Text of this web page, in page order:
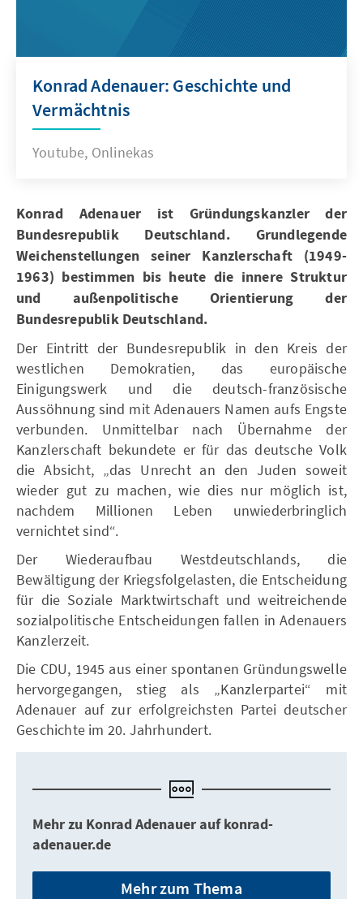
Konrad Adenauer: Geschichte und
Vermächtnis
Youtube, Onlinekas
Konrad Adenauer ist Gründungskanzler der
Bundesrepublik Deutschland. Grundlegende
Weichenstellungen seiner Kanzlerschaft (1949-
1963) bestimmen bis heute die innere Struktur
und außenpolitische Orientierung der
Bundesrepublik Deutschland.
Der Eintritt der Bundesrepublik in den Kreis der
westlichen Demokratien, das europäische
Einigungswerk und die deutsch-französische
Aussöhnung sind mit Adenauers Namen aufs Engste
verbunden. Unmittelbar nach Übernahme der
Kanzlerschaft bekundete er für das deutsche Volk
die Absicht, „das Unrecht an den Juden soweit
wieder gut zu machen, wie dies nur möglich ist,
nachdem Millionen Leben unwiederbringlich
vernichtet sind“.
Der Wiederaufbau Westdeutschlands, die
Bewältigung der Kriegsfolgelasten, die Entscheidung
für die Soziale Marktwirtschaft und weitreichende
sozialpolitische Entscheidungen fallen in Adenauers
Kanzlerzeit.
Die CDU, 1945 aus einer spontanen Gründungswelle
hervorgegangen, stieg als „Kanzlerpartei“ mit
Adenauer auf zur erfolgreichsten Partei deutscher
Geschichte im 20. Jahrhundert.
Mehr zu Konrad Adenauer auf konrad-
adenauer.de
Mehr zum Thema